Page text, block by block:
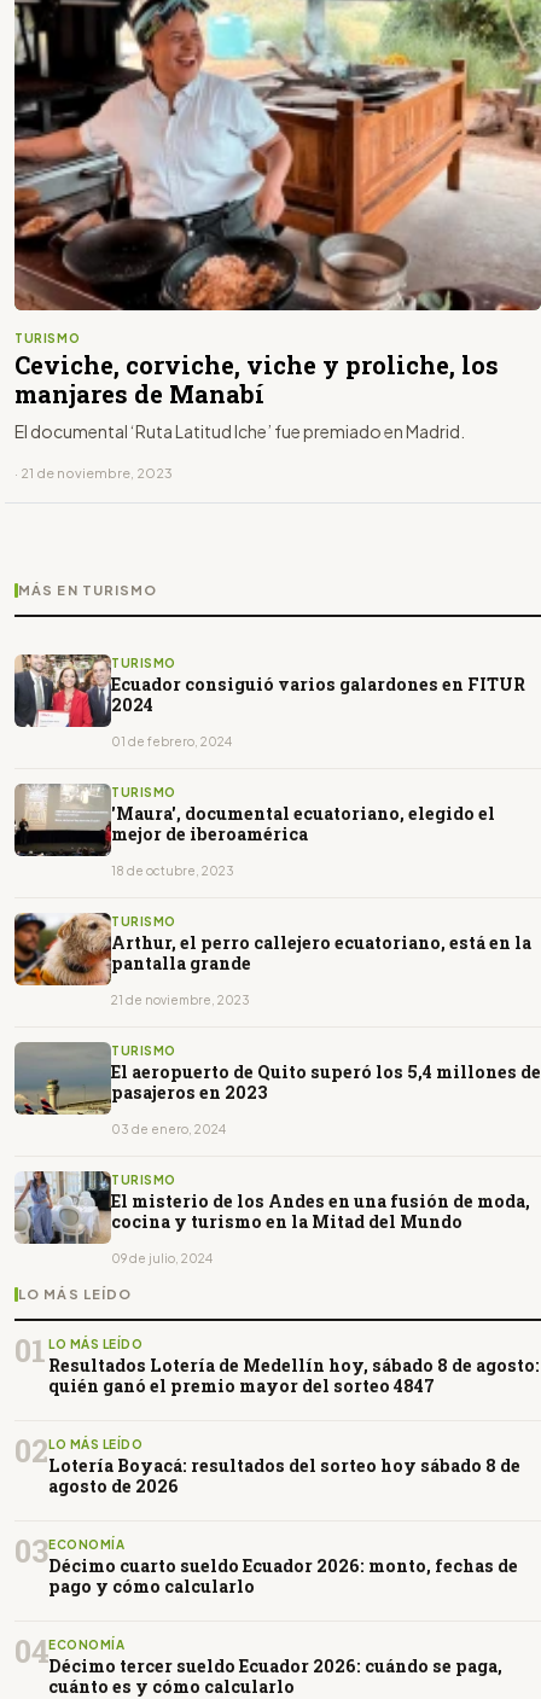
TURISMO
Ceviche, corviche, viche y proliche, los
manjares de Manabí
El documental ‘Ruta Latitud Iche’ fue premiado en Madrid.
· 21 de noviembre, 2023
MÁS EN TURISMO
TURISMO
Ecuador consiguió varios galardones en FITUR
2024
01 de febrero, 2024
TURISMO
'Maura', documental ecuatoriano, elegido el
mejor de iberoamérica
18 de octubre, 2023
TURISMO
Arthur, el perro callejero ecuatoriano, está en la
pantalla grande
21 de noviembre, 2023
TURISMO
El aeropuerto de Quito superó los 5,4 millones de
pasajeros en 2023
03 de enero, 2024
TURISMO
El misterio de los Andes en una fusión de moda,
cocina y turismo en la Mitad del Mundo
09 de julio, 2024
LO MÁS LEÍDO
01 LO MÁS LEÍDO
Resultados Lotería de Medellín hoy, sábado 8 de agosto:
quién ganó el premio mayor del sorteo 4847
02LO MÁS LEÍDO
Lotería Boyacá: resultados del sorteo hoy sábado 8 de
agosto de 2026
03ECONOMÍA
Décimo cuarto sueldo Ecuador 2026: monto, fechas de
pago y cómo calcularlo
04ECONOMÍA
Décimo tercer sueldo Ecuador 2026: cuándo se paga,
cuánto es y cómo calcularlo